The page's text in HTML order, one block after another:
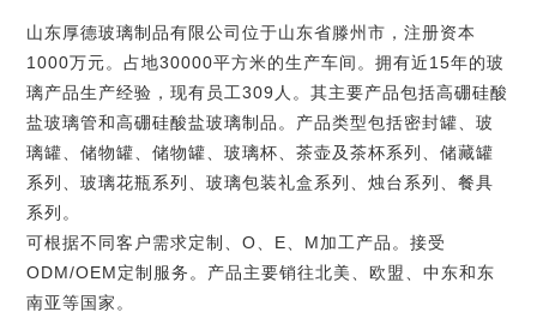
山东厚德玻璃制品有限公司位于山东省滕州市，注册资本
1000万元。占地30000平方米的生产车间。拥有近15年的玻
璃产品生产经验，现有员工309人。其主要产品包括高硼硅酸
盐玻璃管和高硼硅酸盐玻璃制品。产品类型包括密封罐、玻
璃罐、储物罐、储物罐、玻璃杯、茶壶及茶杯系列、储藏罐
系列、玻璃花瓶系列、玻璃包装礼盒系列、烛台系列、餐具
系列。
可根据不同客户需求定制、O、E、M加工产品。接受
ODM/OEM定制服务。产品主要销往北美、欧盟、中东和东
南亚等国家。